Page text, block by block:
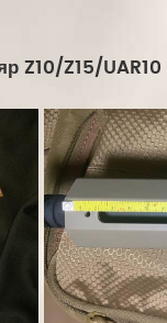
Z10/Z15/UAR10